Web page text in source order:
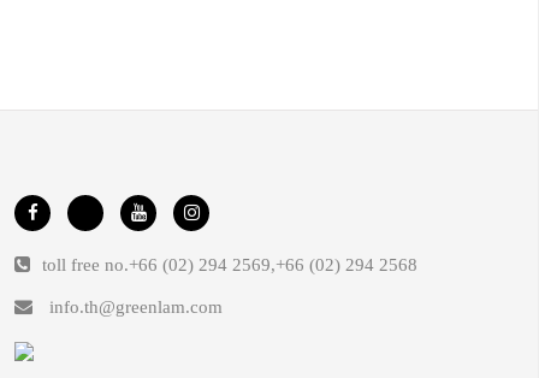
toll free no.+66 (02) 294 2569,+66 (02) 294 2568
info.th@greenlam.com